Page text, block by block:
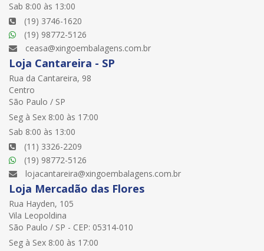
Sab 8:00 às 13:00
(19) 3746-1620
(19) 98772-5126
ceasa@xingoembalagens.com.br
Loja Cantareira - SP
Rua da Cantareira, 98
Centro
São Paulo / SP
Seg à Sex 8:00 às 17:00
Sab 8:00 às 13:00
(11) 3326-2209
(19) 98772-5126
lojacantareira@xingoembalagens.com.br
Loja Mercadão das Flores
Rua Hayden, 105
Vila Leopoldina
São Paulo / SP - CEP: 05314-010
Seg à Sex 8:00 às 17:00